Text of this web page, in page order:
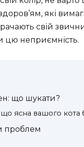
які
свій
цю неприємність.
що шукати?
ясна вашого кота
проблем